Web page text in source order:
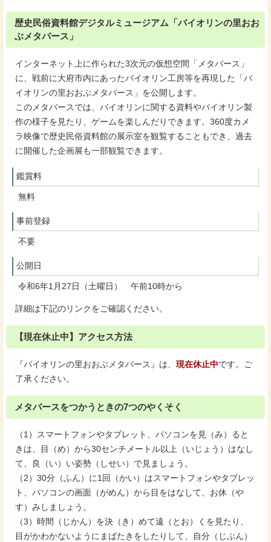
歴史民俗資料館デジタルミュージアム「バイオリンの里おお
ぶメタバース」
インターネット上に作られた3次元の仮想空間「メタバース」
に、戦前に大府市内にあったバイオリン工房等を再現した「バ
イオリンの里おおぶメタバース」を公開します。
このメタバースでは、バイオリンに関する資料やバイオリン製
作の様子を見たり、ゲームを楽しんだりできます。360度カメ
ラ映像で歴史民俗資料館の展示室を観覧することもでき、過去
に開催した企画展も一部観覧できます。
鑑賞料
無料
事前登録
不要
公開日
令和6年1月27日（土曜日） 午前10時から
詳細は下記のリンクをご確認ください。
【現在休止中】アクセス方法
『バイオリンの里おおぶメタバース』は、 現在休止中です。ご
了承ください。
メタバースをつかうときの7つのやくそく
（1）スマートフォンやタブレット、パソコンを見（み）ると
きは、目（め）から30センチメートル以上（いじょう）はなし
て、良（い）い姿勢（しせい）で見ましょう。
（2）30分（ふん）に1回（かい）はスマートフォンやタブレッ
ト、パソコンの画面（がめん）から目をはなして、お休（や
す）みしましょう。
（3）時間（じかん）を決（き）めて遠（とお）くを見たり、
目がかわかないようにまばたきをしたりして、自分（じぶん）